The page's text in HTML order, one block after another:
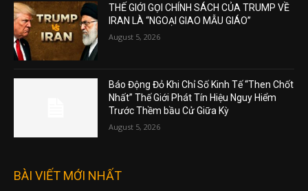
THẾ GIỚI GỌI CHÍNH SÁCH CỦA TRUMP VỀ
IRAN LÀ “NGOẠI GIAO MẪU GIÁO”
August 5, 2026
Báo Động Đỏ Khi Chỉ Số Kinh Tế “Then Chốt
Nhất” Thế Giới Phát Tín Hiệu Nguy Hiểm
Trước Thềm bầu Cử Giữa Kỳ
August 5, 2026
BÀI VIẾT MỚI NHẤT